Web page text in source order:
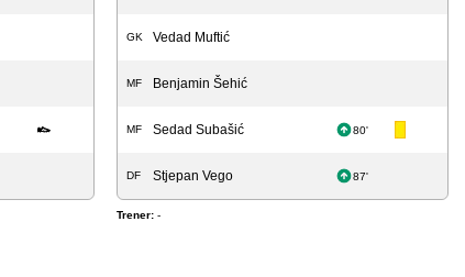
GK Vedad Muftić
MF Benjamin Šehić
MF Sedad Subašić 80'
DF Stjepan Vego 87'
Trener: -